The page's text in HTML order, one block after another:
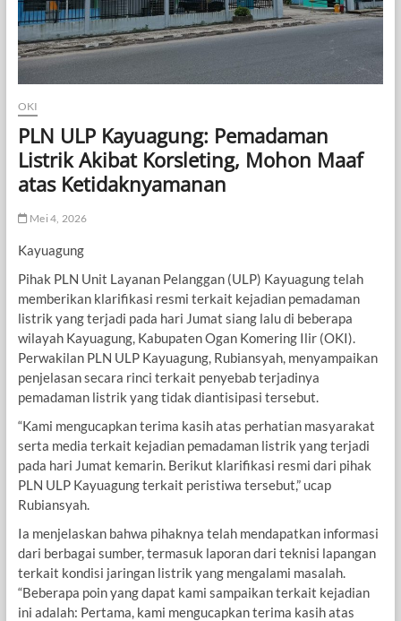
OKI
PLN ULP Kayuagung: Pemadaman
Listrik Akibat Korsleting, Mohon Maaf
atas Ketidaknyamanan
Mei 4, 2026
Kayuagung
Pihak PLN Unit Layanan Pelanggan (ULP) Kayuagung telah
memberikan klarifikasi resmi terkait kejadian pemadaman
listrik yang terjadi pada hari Jumat siang lalu di beberapa
wilayah Kayuagung, Kabupaten Ogan Komering Ilir (OKI).
Perwakilan PLN ULP Kayuagung, Rubiansyah, menyampaikan
penjelasan secara rinci terkait penyebab terjadinya
pemadaman listrik yang tidak diantisipasi tersebut.
“Kami mengucapkan terima kasih atas perhatian masyarakat
serta media terkait kejadian pemadaman listrik yang terjadi
pada hari Jumat kemarin. Berikut klarifikasi resmi dari pihak
PLN ULP Kayuagung terkait peristiwa tersebut,” ucap
Rubiansyah.
Ia menjelaskan bahwa pihaknya telah mendapatkan informasi
dari berbagai sumber, termasuk laporan dari teknisi lapangan
terkait kondisi jaringan listrik yang mengalami masalah.
“Beberapa poin yang dapat kami sampaikan terkait kejadian
ini adalah: Pertama, kami mengucapkan terima kasih atas